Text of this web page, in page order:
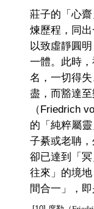
莊子的「心
煉歷程，同
以致虛靜圓
一體。此時
名，一切得
盡，而豁達
（Friedrich
的「純粹屬靈
子綦或老聃
卻已達到「
往來」的境
間合一」，